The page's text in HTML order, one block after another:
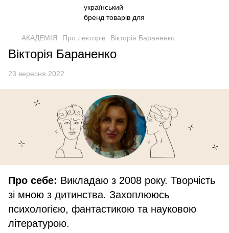
АКАДЕМІЯ Про лекторів Вікторія Бараненко
Вікторія Бараненко
23 вересня 2022
Про себе: Викладаю з 2008 року. Творчість
зі мною з дитинства. Захоплююсь
психологією, фантастикою та науковою
літературою.